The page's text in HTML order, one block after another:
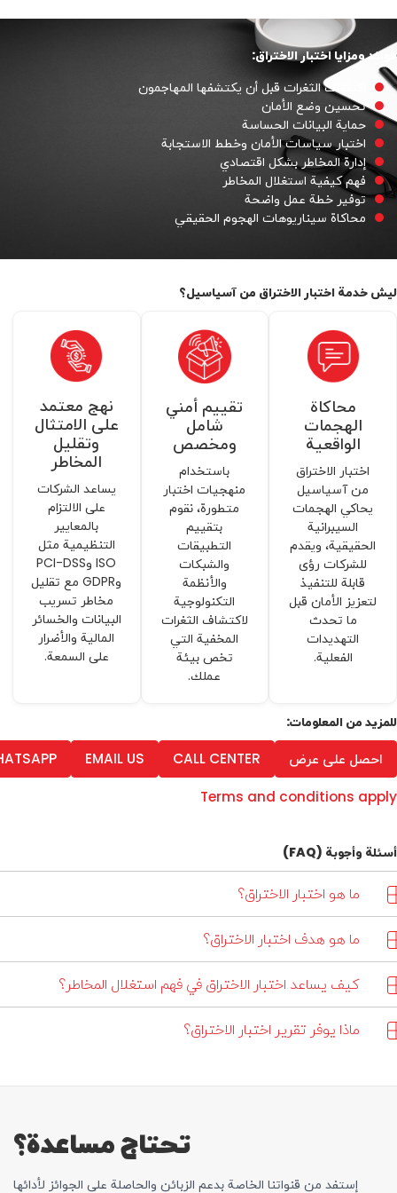
فوائد ومزايا اختبار الاختراق:
اكتشاف الثغرات قبل أن يكتشفها المهاجمون
تحسين وضع الأمان
حماية البيانات الحساسة
اختبار سياسات الأمان وخطط الاستجابة
إدارة المخاطر بشكل اقتصادي
فهم كيفية استغلال المخاطر
توفير خطة عمل واضحة
محاكاة سيناريوهات الهجوم الحقيقي
ليش خدمة اختبار الاختراق من آسياسيل؟
محاكاة
الهجمات
الواقعية
اختبار الاختراق
من آسياسيل
يحاكي الهجمات
السيبرانية
الحقيقية، ويقدم
للشركات رؤى
قابلة للتنفيذ
لتعزيز الأمان قبل
ما تحدث
التهديدات
الفعلية.
تقييم أمني
شامل
ومخصص
باستخدام
منهجيات اختبار
متطورة، نقوم
بتقييم
التطبيقات
والشبكات
والأنظمة
التكنولوجية
لاكتشاف الثغرات
المخفية التي
تخص بيئة
عملك.
نهج معتمد
على الامتثال
وتقليل
المخاطر
يساعد الشركات
على الالتزام
بالمعايير
التنظيمية مثل
ISO وPCI-DSS
وGDPR مع تقليل
مخاطر تسريب
البيانات والخسائر
المالية والأضرار
على السمعة.
للمزيد من المعلومات:
احصل على عرض CALL CENTER
EMAIL US
Terms and conditions apply
أسئلة وأجوبة (FAQ)
ما هو اختبار الاختراق؟
ما هو هدف اختبار الاختراق؟
كيف يساعد اختبار الاختراق في فهم استغلال المخاطر؟
ماذا يوفر تقرير اختبار الاختراق؟
تحتاج مساعدة؟
إستفد من قنواتنا الخاصة بدعم الزبائن والحاصلة علی الجوائز لأدائها